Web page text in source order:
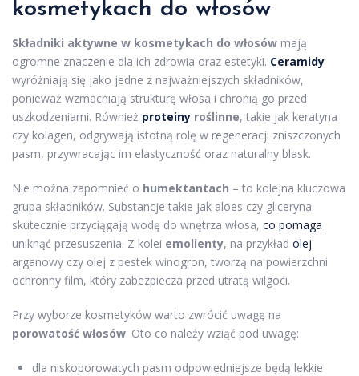
kosmetykach do włosów
Składniki aktywne w kosmetykach do włosów mają
ogromne znaczenie dla ich zdrowia oraz estetyki. Ceramidy
wyróżniają się jako jedne z najważniejszych składników,
ponieważ wzmacniają strukturę włosa i chronią go przed
uszkodzeniami. Również proteiny roślinne, takie jak keratyna
czy kolagen, odgrywają istotną rolę w regeneracji zniszczonych
pasm, przywracając im elastyczność oraz naturalny blask.
Nie można zapomnieć o humektantach – to kolejna kluczowa
grupa składników. Substancje takie jak aloes czy gliceryna
skutecznie przyciągają wodę do wnętrza włosa, co pomaga
uniknąć przesuszenia. Z kolei emolienty, na przykład olej
arganowy czy olej z pestek winogron, tworzą na powierzchni
ochronny film, który zabezpiecza przed utratą wilgoci.
Przy wyborze kosmetyków warto zwrócić uwagę na
porowatość włosów. Oto co należy wziąć pod uwagę:
dla niskoporowatych pasm odpowiedniejsze będą lekkie